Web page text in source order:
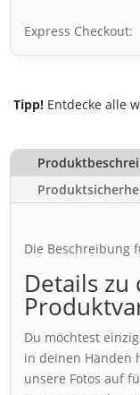
Express Checkout:
Tipp! Entdecke alle
Die Beschreibung
Details zu
Du möchtest
in deinen Händen
unsere Fotos auf